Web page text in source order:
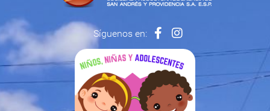
Síguenos en: